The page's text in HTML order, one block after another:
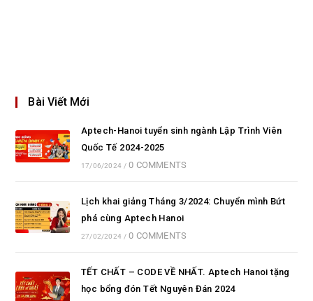
Bài Viết Mới
Aptech-Hanoi tuyển sinh ngành Lập Trình Viên
Quốc Tế 2024-2025
17/06/2024 / 0 COMMENTS
Lịch khai giảng Tháng 3/2024: Chuyển mình Bứt
phá cùng Aptech Hanoi
27/02/2024 / 0 COMMENTS
TẾT CHẤT – CODE VỀ NHẤT. Aptech Hanoi tặng
học bổng đón Tết Nguyên Đán 2024